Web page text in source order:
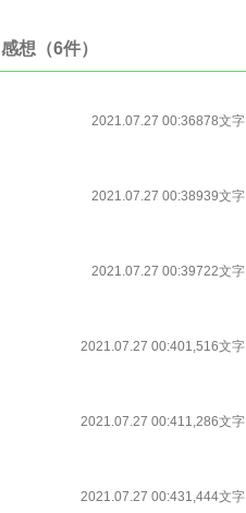
感想（6件）
2021.07.27 00:36878文字
2021.07.27 00:38939文字
2021.07.27 00:39722文字
2021.07.27 00:401,516文字
2021.07.27 00:411,286文字
2021.07.27 00:431,444文字